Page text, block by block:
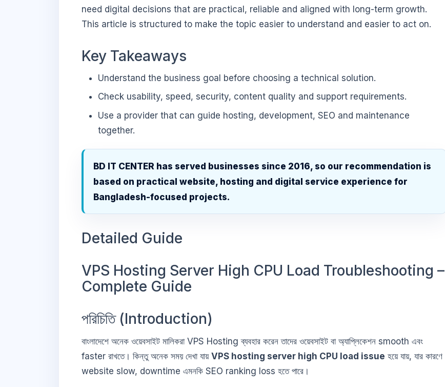
need digital decisions that are practical, reliable and aligned with long-term growth.
This article is structured to make the topic easier to understand and easier to act on.
Key Takeaways
Understand the business goal before choosing a technical solution.
Check usability, speed, security, content quality and support requirements.
Use a provider that can guide hosting, development, SEO and maintenance
together.
BD IT CENTER has served businesses since 2016, so our recommendation is
based on practical website, hosting and digital service experience for
Bangladesh-focused projects.
Detailed Guide
VPS Hosting Server High CPU Load Troubleshooting –
Complete Guide
পরিচিতি (Introduction)
বাংলাদেশে অনেক ওয়েবসাইট মালিকরা VPS Hosting ব্যবহার করেন তাদের ওয়েবসাইট বা অ্যাপ্লিকেশন smooth এবং
faster রাখতে। কিন্তু অনেক সময় দেখা যায় VPS hosting server high CPU load issue হয়ে যায়, যার কারণে
website slow, downtime এমনকি SEO ranking loss হতে পারে।